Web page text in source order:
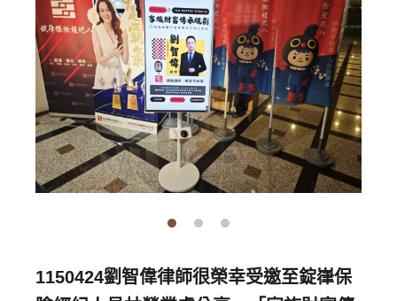
1150424劉智偉律師很榮幸受邀至錠嵂保